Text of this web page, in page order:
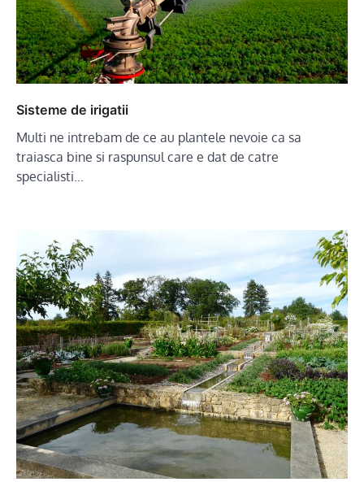
Sisteme de irigatii
Multi ne intrebam de ce au plantele nevoie ca sa
traiasca bine si raspunsul care e dat de catre
specialisti…